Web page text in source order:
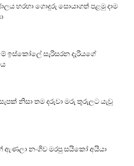
හරහා ගොදුරු සොයාගත් පළමු දාම
ඉස්කෝලේ සැරිසරන දැරියගේ
නිසා තම දරුවා මරු තුරුලට යැවූ
ඇණලා නංගිව මරපු සයිකෝ අයියා